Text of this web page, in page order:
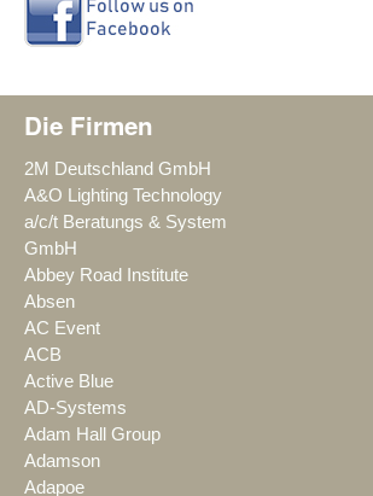
Die Firmen
2M Deutschland GmbH
A&O Lighting Technology
a/c/t Beratungs & System
GmbH
Abbey Road Institute
Absen
AC Event
ACB
Active Blue
AD-Systems
Adam Hall Group
Adamson
Adapoe